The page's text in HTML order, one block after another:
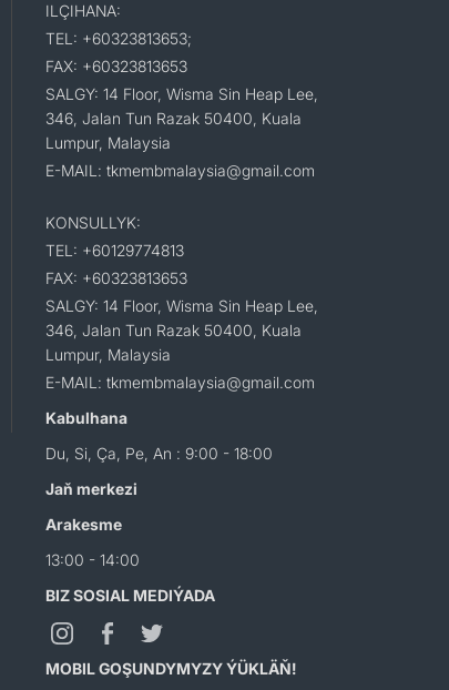
ILÇIHANA:
TEL: +60323813653;
FAX: +60323813653
SALGY: 14 Floor, Wisma Sin Heap Lee,
346, Jalan Tun Razak 50400, Kuala
Lumpur, Malaysia
E-MAIL: tkmembmalaysia@gmail.com
KONSULLYK:
TEL: +60129774813
FAX: +60323813653
SALGY: 14 Floor, Wisma Sin Heap Lee,
346, Jalan Tun Razak 50400, Kuala
Lumpur, Malaysia
E-MAIL: tkmembmalaysia@gmail.com
Kabulhana
Du, Si, Ça, Pe, An : 9:00 - 18:00
Jaň merkezi
Arakesme
13:00 - 14:00
BIZ SOSIAL MEDIÝADA
MOBIL GOŞUNDYMYZY ÝÜKLÄŇ!